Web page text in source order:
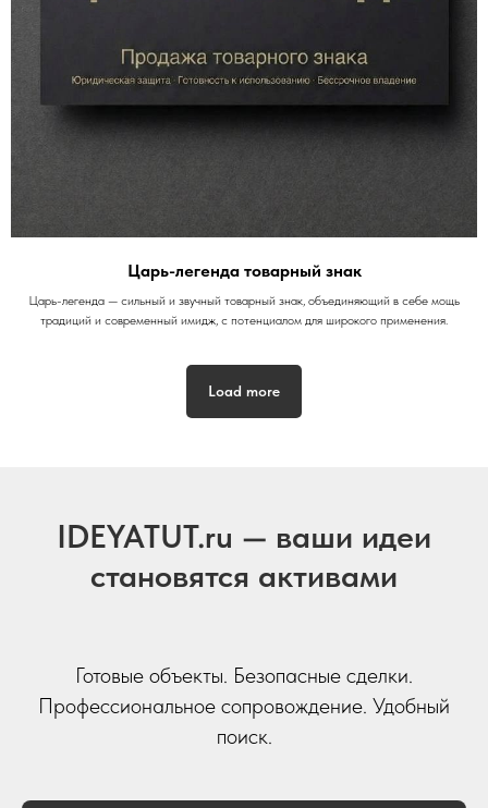
Царь-легенда товарный знак
Царь-легенда — сильный и звучный товарный знак, объединяющий в себе мощь
традиций и современный имидж, с потенциалом для широкого применения.
Load more
IDEYATUT.ru — ваши идеи
становятся активами
Готовые объекты. Безопасные сделки.
Профессиональное сопровождение. Удобный
поиск.